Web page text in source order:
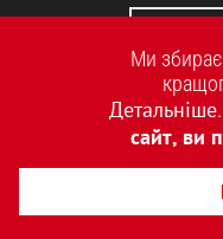
2015-2026 © AVIATSIYA
Ми
Детальніше.
сайт, ви